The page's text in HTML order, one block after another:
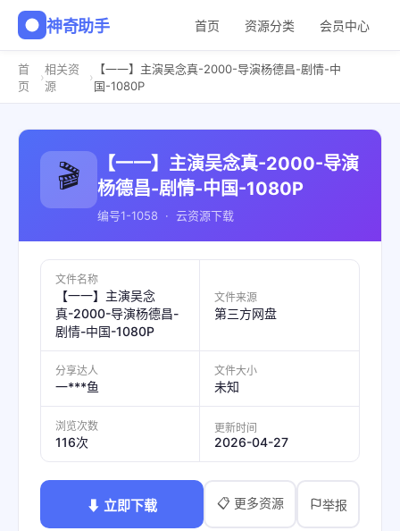
神奇助手 首页 资源分类 会员中心
首
页
›
相关资
源
›
【一一】主演吴念真-2000-导演杨德昌-剧情-中
国-1080P
🎬
【一一】主演吴念真-2000-导演
杨德昌-剧情-中国-1080P
编号1-1058 · 云资源下载
文件名称
【一一】主演吴念
真-2000-导演杨德昌-
剧情-中国-1080P
文件来源
第三方网盘
分享达人
一***鱼
文件大小
未知
浏览次数
116次
更新时间
2026-04-27
⬇ 立即下载 📋 更多资源 举报